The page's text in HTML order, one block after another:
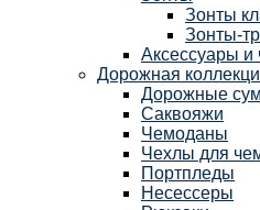
Зонты
Зонты-
Аксессуары и
Дорожная
Дорожные
Саквояжи
Чемоданы
Чехлы для
Портпледы
Несессеры